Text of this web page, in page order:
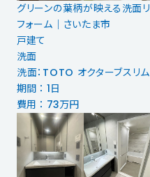
グリーンの葉柄が映える洗面リ
フォーム｜さいたま市
戸建て
洗面
洗面：TOTO オクターブスリム
期間 ： 1日
費用 ： 73万円